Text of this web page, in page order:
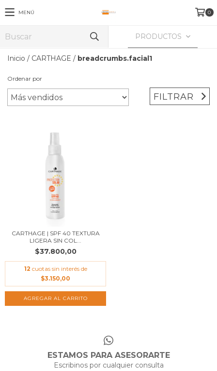
MENÚ 0
PRODUCTOS
Inicio / CARTHAGE / breadcrumbs.facial1
Ordenar por
FILTRAR
CARTHAGE | SPF 40 TEXTURA
LIGERA SIN COL...
$37.800,00
12 cuotas sin interés de
$3.150,00
ESTAMOS PARA ASESORARTE
Escribinos por cualquier consulta